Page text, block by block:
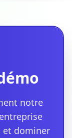
notre
et dominer